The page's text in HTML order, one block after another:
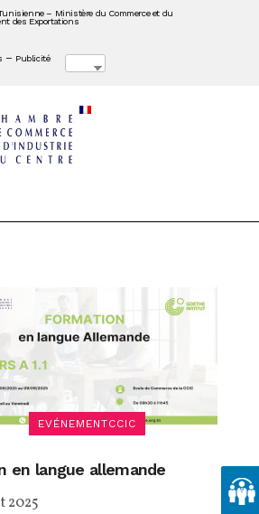
– Ministère du Commerce et du
des Exportations
– Publicité
EVÉNEMENTCCIC
en langue allemande
2025